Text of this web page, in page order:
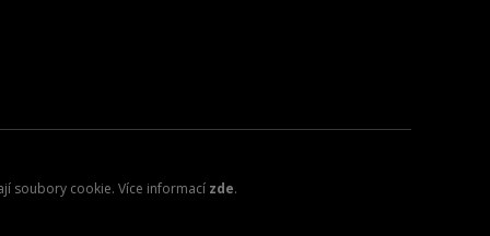
soubory cookie. Více informací zde.